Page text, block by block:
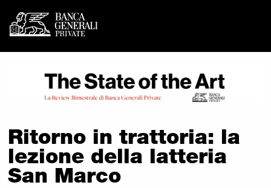
Banca Generali Private
Vai al contenuto principale
Ritorno in trattoria: la
lezione della latteria
San Marco